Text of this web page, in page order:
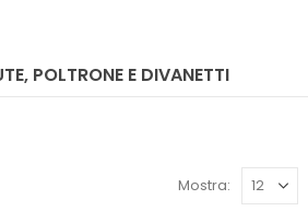
POLTRONE E DIVANETTI
Mostra: